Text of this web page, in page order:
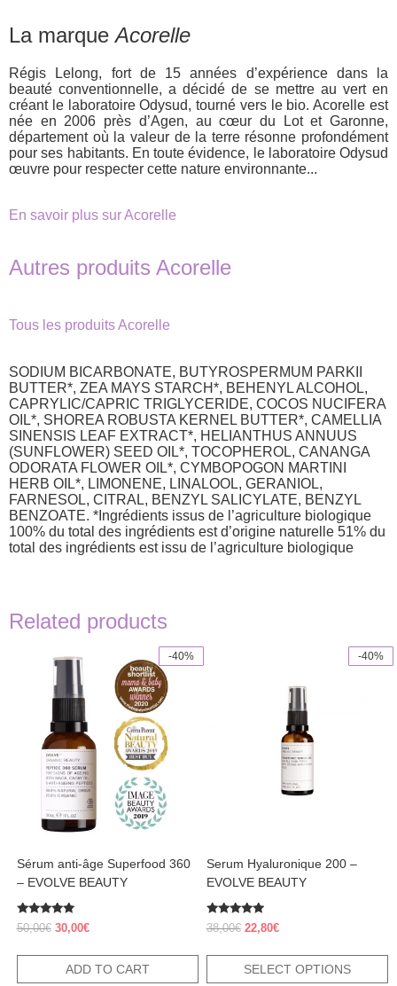
La marqueAcorelle
Régis Lelong, fort de 15 années d’expérience dans la
beauté conventionnelle, a décidé de se mettre au vert en
créant le laboratoire Odysud, tourné vers le bio. Acorelle est
née en 2006 près d’Agen, au cœur du Lot et Garonne,
département où la valeur de la terre résonne profondément
pour ses habitants. En toute évidence, le laboratoire Odysud
œuvre pour respecter cette nature environnante...
En savoir plus sur Acorelle
Autres produits Acorelle
Tous les produits Acorelle
SODIUM BICARBONATE, BUTYROSPERMUM PARKII
BUTTER*, ZEA MAYS STARCH*, BEHENYL ALCOHOL,
CAPRYLIC/CAPRIC TRIGLYCERIDE, COCOS NUCIFERA
OIL*, SHOREA ROBUSTA KERNEL BUTTER*, CAMELLIA
SINENSIS LEAF EXTRACT*, HELIANTHUS ANNUUS
(SUNFLOWER) SEED OIL*, TOCOPHEROL, CANANGA
ODORATA FLOWER OIL*, CYMBOPOGON MARTINI
HERB OIL*, LIMONENE, LINALOOL, GERANIOL,
FARNESOL, CITRAL, BENZYL SALICYLATE, BENZYL
BENZOATE. *Ingrédients issus de l’agriculture biologique
100% du total des ingrédients est d’origine naturelle 51% du
total des ingrédients est issu de l’agriculture biologique
Related products
-40%
Sérum anti-âge Superfood 360
– EVOLVE BEAUTY
Rated
5.00
50,00€ Original
50,00€.
30,00€Current
30,00€.
ADD TO CART
-40%
Serum Hyaluronique 200 –
EVOLVE BEAUTY
Rated
4.70
38,00€ Original
38,00€.
22,80€Current
22,80€.
SELECT OPTIONS
page